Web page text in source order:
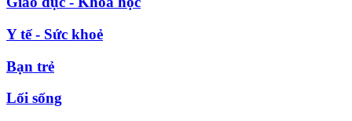
Y tế - Sức khoẻ
Bạn trẻ
Lối sống